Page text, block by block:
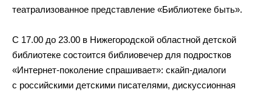
театрализованное представление «Библиотеке быть».
С 17.00 до 23.00 в Нижегородской областной детской
библиотеке состоится библиовечер для подростков
«Интернет-поколение спрашивает»: скайп-диалоги
с российскими детскими писателями, дискуссионная